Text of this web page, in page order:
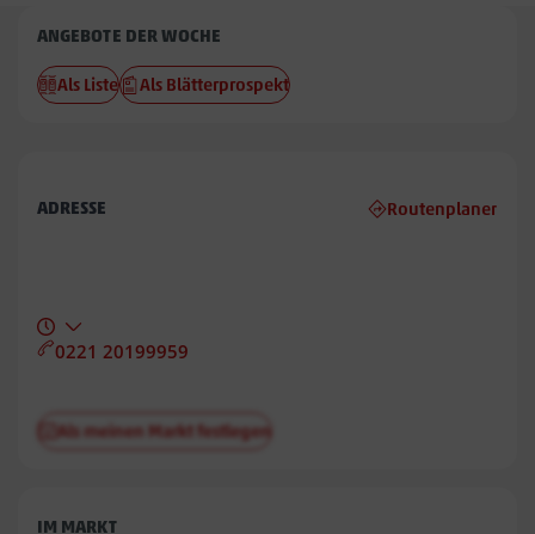
Penny
Bispinger
Heide
ANGEBOTE DER WOCHE
Als Liste Als Blätterprospekt
ADRESSE Routenplaner
0221 20199959
Als meinen Markt festlegen
IM MARKT